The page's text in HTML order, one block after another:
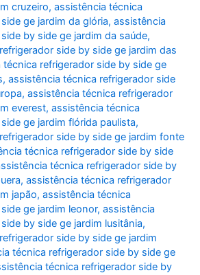
cruzeiro,assistência técnica
ge jardim da glória,assistência
by side ge jardim da saúde,
side by side ge jardim das
técnica refrigerador side by side ge
,assistência técnica refrigerador side
,assistência técnica refrigerador
everest,assistência técnica
ge jardim flórida paulista,
side by side ge jardim fonte
técnica refrigerador side by side
técnica refrigerador side by
,assistência técnica refrigerador
japão,assistência técnica
ge jardim leonor,assistência
by side ge jardim lusitânia,
side by side ge jardim
técnica refrigerador side by side ge
técnica refrigerador side by